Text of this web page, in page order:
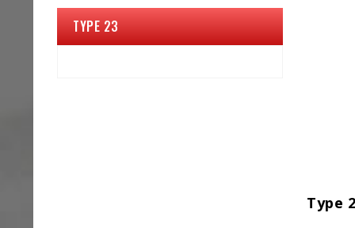
TYPE 23
Type